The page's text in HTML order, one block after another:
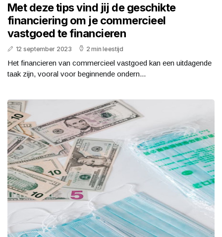
Met deze tips vind jij de geschikte
financiering om je commercieel
vastgoed te financieren
12 september 2023 2 min leestijd
Het financieren van commercieel vastgoed kan een uitdagende
taak zijn, vooral voor beginnende ondern...